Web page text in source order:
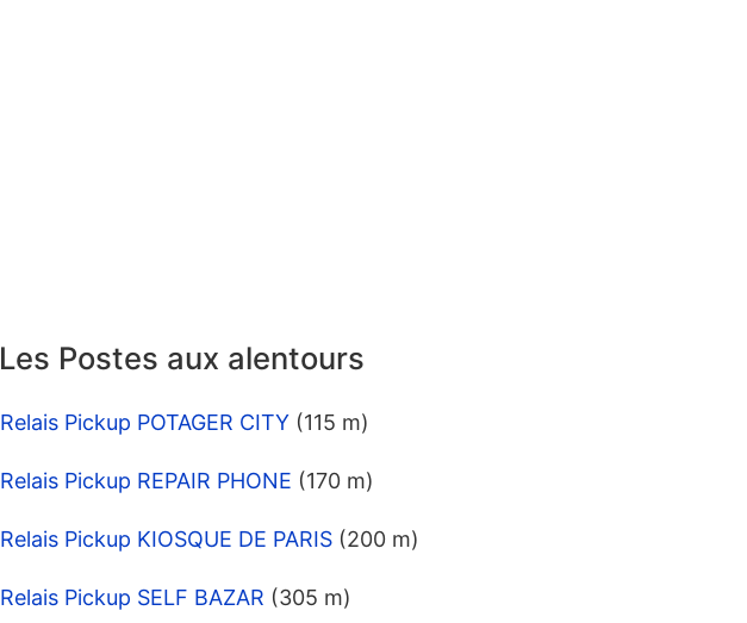
Les Postes aux alentours
Relais Pickup POTAGER CITY (115 m)
Relais Pickup REPAIR PHONE (170 m)
Relais Pickup KIOSQUE DE PARIS (200 m)
Relais Pickup SELF BAZAR (305 m)